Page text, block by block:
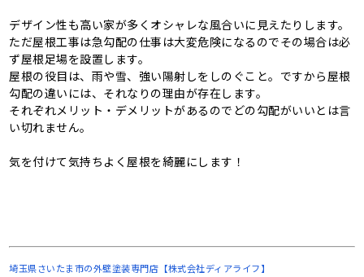
デザイン性も高い家が多くオシャレな風合いに見えたりします。
ただ屋根工事は急勾配の仕事は大変危険になるのでその場合は必
ず屋根足場を設置します。
屋根の役目は、雨や雪、強い陽射しをしのぐこと。ですから屋根
勾配の違いには、それなりの理由が存在します。
それぞれメリット・デメリットがあるのでどの勾配がいいとは言
い切れません。
気を付けて気持ちよく屋根を綺麗にします！
埼玉県さいたま市の外壁塗装専門店【株式会社ディアライフ】